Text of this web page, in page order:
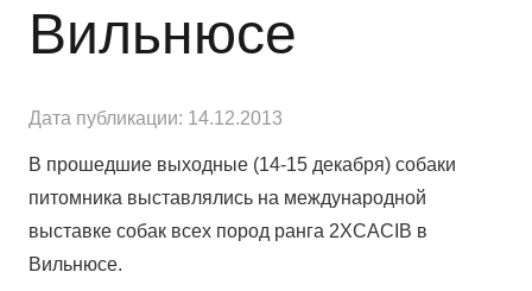
Вильнюсе
Дата публикации: 14.12.2013
В прошедшие выходные (14-15 декабря) собаки
питомника выставлялись на международной
выставке собак всех пород ранга 2ХCACIB в
Вильнюсе.